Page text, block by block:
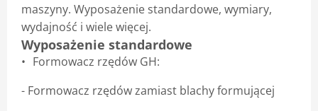
maszyny. Wyposażenie standardowe, wymiary,
wydajność i wiele więcej.
Wyposażenie standardowe
Formowacz rzędów GH:
- Formowacz rzędów zamiast blachy formującej